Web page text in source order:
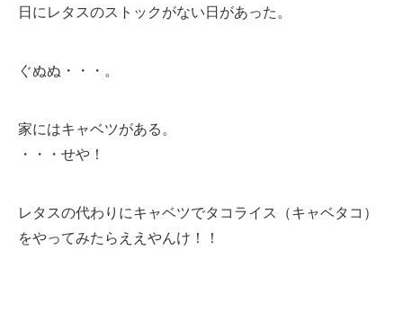
日にレタスのストックがない日があった。
ぐぬぬ・・・。
家にはキャベツがある。
・・・せや！
レタスの代わりにキャベツでタコライス（キャベタコ）
をやってみたらええやんけ！！